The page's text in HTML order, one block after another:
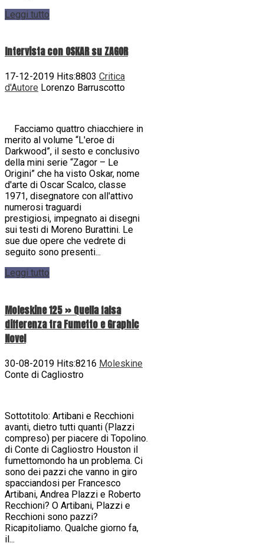
Leggi tutto
Intervista con OSKAR su ZAGOR
17-12-2019 Hits:8803 Critica
d'Autore Lorenzo Barruscotto
Facciamo quattro chiacchiere in
merito al volume “L'eroe di
Darkwood”, il sesto e conclusivo
della mini serie “Zagor – Le
Origini” che ha visto Oskar, nome
d'arte di Oscar Scalco, classe
1971, disegnatore con all'attivo
numerosi traguardi
prestigiosi, impegnato ai disegni
sui testi di Moreno Burattini. Le
sue due opere che vedrete di
seguito sono presenti...
Leggi tutto
Moleskine 125 » Quella falsa
differenza tra Fumetto e Graphic
Novel
30-08-2019 Hits:8216 Moleskine
Conte di Cagliostro
Sottotitolo: Artibani e Recchioni
avanti, dietro tutti quanti (Plazzi
compreso) per piacere di Topolino.
di Conte di Cagliostro Houston il
fumettomondo ha un problema. Ci
sono dei pazzi che vanno in giro
spacciandosi per Francesco
Artibani, Andrea Plazzi e Roberto
Recchioni? O Artibani, Plazzi e
Recchioni sono pazzi?
Ricapitoliamo. Qualche giorno fa,
il...